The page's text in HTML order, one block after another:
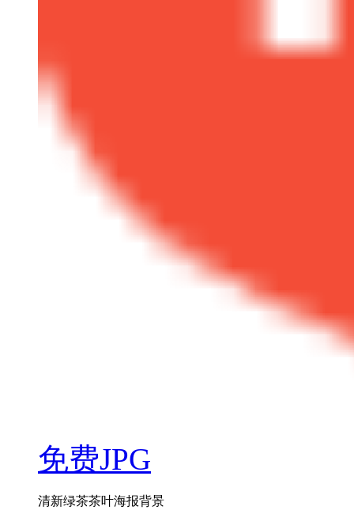
免费JPG
清新绿茶茶叶海报背景